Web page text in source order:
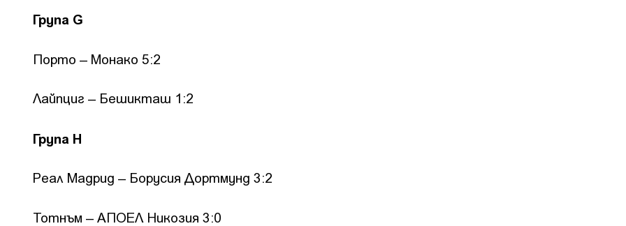
Група G
Порто – Монако 5:2
Лайпциг – Бешикташ 1:2
Група H
Реал Мадрид – Борусия Дортмунд 3:2
Тотнъм – АПОЕЛ Никозия 3:0